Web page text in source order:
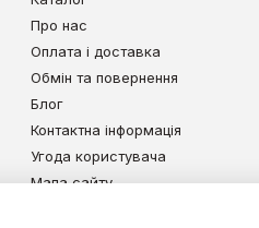
Про нас
Оплата і доставка
Обмін та повернення
Блог
Контактна інформація
Угода користувача
Мапа сайту